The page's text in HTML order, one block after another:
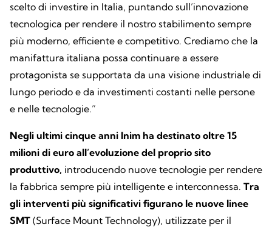
scelto di investire in Italia, puntando sull’innovazione
tecnologica per rendere il nostro stabilimento sempre
più moderno, efficiente e competitivo. Crediamo che la
manifattura italiana possa continuare a essere
protagonista se supportata da una visione industriale di
lungo periodo e da investimenti costanti nelle persone
e nelle tecnologie.”
Negli ultimi cinque anni Inim ha destinato oltre 15
milioni di euro all’evoluzione del proprio sito
produttivo, introducendo nuove tecnologie per rendere
la fabbrica sempre più intelligente e interconnessa. Tra
gli interventi più significativi figurano le nuove linee
SMT (Surface Mount Technology), utilizzate per il